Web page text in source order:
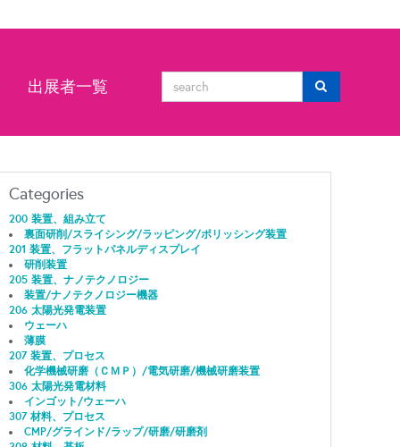
出展者一覧
Categories
200 装置、組み立て
裏面研削/スライシング/ラッピング/ポリッシング装置
201 装置、フラットパネルディスプレイ
研削装置
205 装置、ナノテクノロジー
装置/ナノテクノロジー機器
206 太陽光発電装置
ウェーハ
薄膜
207 装置、プロセス
化学機械研磨（ＣＭＰ）/電気研磨/機械研磨装置
306 太陽光発電材料
インゴット/ウェーハ
307 材料、プロセス
CMP/グラインド/ラップ/研磨/研磨剤